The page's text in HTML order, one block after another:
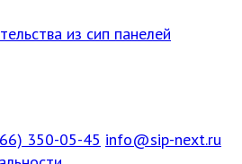
из сип панелей
350-05-45 info@sip-next.ru